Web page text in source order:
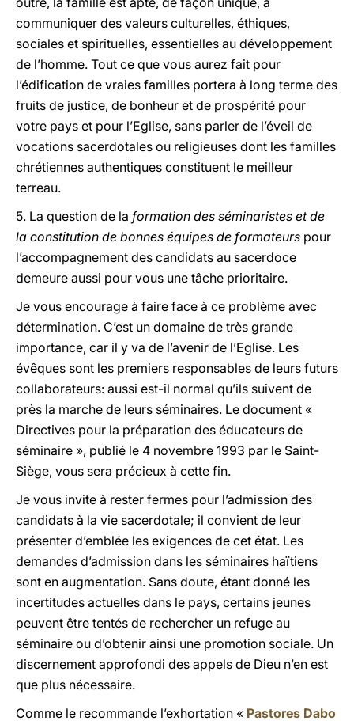
communiquer des valeurs culturelles, éthiques,
sociales et spirituelles, essentielles au développement
de l’homme. Tout ce que vous aurez fait pour
l’édification de vraies familles portera à long terme des
fruits de justice, de bonheur et de prospérité pour
votre pays et pour l’Eglise, sans parler de l’éveil de
vocations sacerdotales ou religieuses dont les familles
chrétiennes authentiques constituent le meilleur
terreau.
5. La question de la formation des séminaristes et de
la constitution de bonnes équipes de formateurs pour
l’accompagnement des candidats au sacerdoce
demeure aussi pour vous une tâche prioritaire.
Je vous encourage à faire face à ce problème avec
détermination. C’est un domaine de très grande
importance, car il y va de l’avenir de l’Eglise. Les
évêques sont les premiers responsables de leurs futurs
collaborateurs: aussi est-il normal qu’ils suivent de
près la marche de leurs séminaires. Le document «
Directives pour la préparation des éducateurs de
séminaire », publié le 4 novembre 1993 par le Saint-
Siège, vous sera précieux à cette fin.
Je vous invite à rester fermes pour l’admission des
candidats à la vie sacerdotale; il convient de leur
présenter d’emblée les exigences de cet état. Les
demandes d’admission dans les séminaires haïtiens
sont en augmentation. Sans doute, étant donné les
incertitudes actuelles dans le pays, certains jeunes
peuvent être tentés de rechercher un refuge au
séminaire ou d’obtenir ainsi une promotion sociale. Un
discernement approfondi des appels de Dieu n’en est
que plus nécessaire.
Comme le recommande l’exhortation « Pastores Dabo